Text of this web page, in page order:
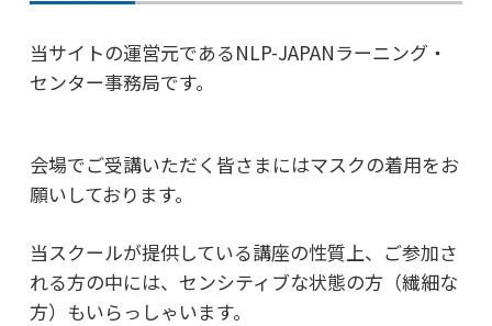
当サイトの運営元であるNLP-JAPANラーニング・
センター事務局です。
会場でご受講いただく皆さまにはマスクの着用をお
願いしております。
当スクールが提供している講座の性質上、 ご参加さ
れる方の中には、センシティブな状態の方（繊細な
方）もいらっしゃいます。